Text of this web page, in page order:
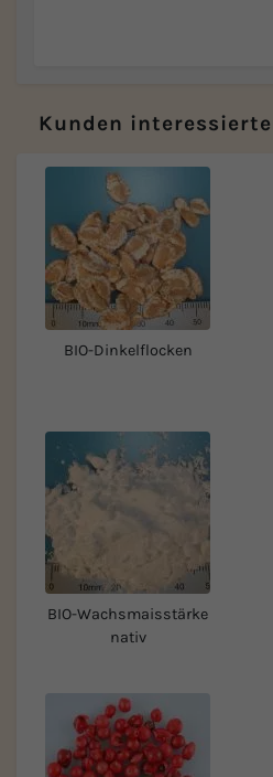
Kunden
BIO-Dinkelflocken
BIO-Wachsmaisstärke
nativ